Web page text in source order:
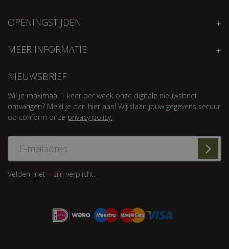
OPENINGSTIJDEN
MEER INFORMATIE
NIEUWSBRIEF
Wil je maximaal 1 keer per week onze digitale nieuwsbrief
ontvangen? Meld je dan hier aan! Wij slaan jouw gegevens secuur
op conform onze privacy policy.
Velden met * zijn verplicht.